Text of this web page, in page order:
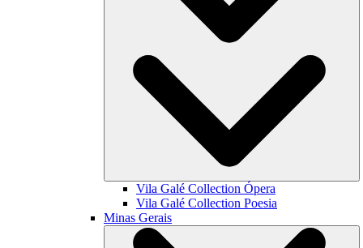
Vila Galé Collection Ópera
Vila Galé Collection Poesia
Minas Gerais